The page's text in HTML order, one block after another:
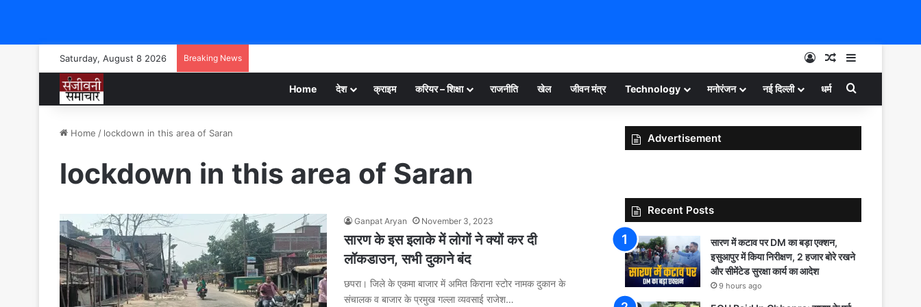
Saturday, August 8 2026 Breaking News Log InRandom Article
Sidebar
Home देश क्राइम करियर – शिक्षा राजनीति खेल जीवन मंत्र Technology मनोरंजन नई दिल्ली धर्म Search for
Home / lockdown in this area of ​​Saran
lockdown in this area of ​​Saran
Ganpat Aryan November 3, 2023
सारण के इस इलाके में लोगों ने क्यों कर दी
लॉकडाउन, सभी दुकाने बंद
छपरा। जिले के एकमा बाजार में अमित किराना स्टोर नामक दुकान के
संचालक व बाजार के प्रमुख गल्ला व्यवसाई राजेश…
Advertisement
Recent Posts
सारण में कटाव पर DM का बड़ा एक्शन,
इसुआपुर में किया निरीक्षण, 2 हजार बोरे रखने
और सीमेंटेड सुरक्षा कार्य का आदेश
9 hours ago